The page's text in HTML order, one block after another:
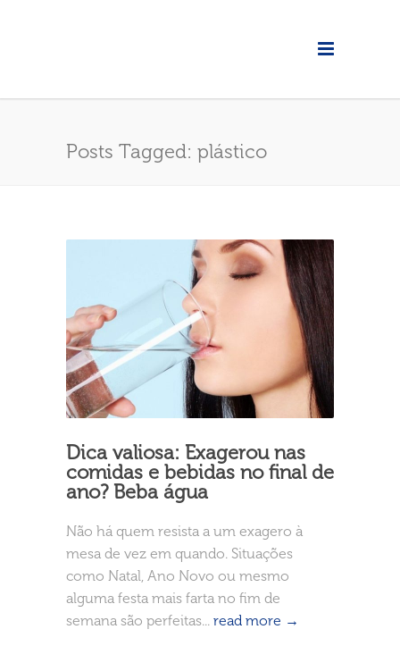
Posts Tagged: plástico
Dica valiosa: Exagerou nas
comidas e bebidas no final de
ano? Beba água
Não há quem resista a um exagero à
mesa de vez em quando. Situações
como Natal, Ano Novo ou mesmo
alguma festa mais farta no fim de
semana são perfeitas... read more →